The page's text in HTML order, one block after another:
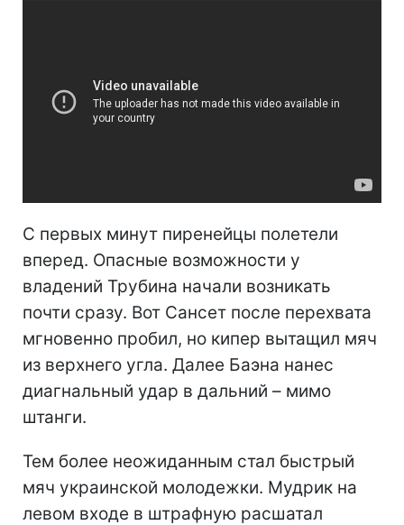
С первых минут пиренейцы полетели
вперед. Опасные возможности у
владений Трубина начали возникать
почти сразу. Вот Сансет после перехвата
мгновенно пробил, но кипер вытащил мяч
из верхнего угла. Далее Баэна нанес
диагнальный удар в дальний – мимо
штанги.
Тем более неожиданным стал быстрый
мяч украинской молодежки. Мудрик на
левом входе в штрафную расшатал